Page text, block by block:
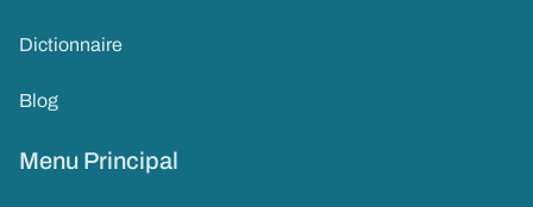
Dictionnaire
Blog
Menu Principal